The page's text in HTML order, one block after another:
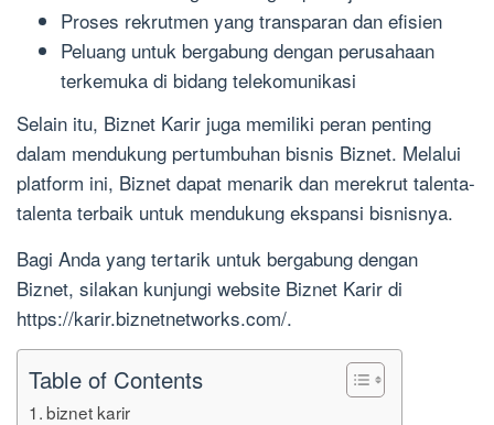
Proses rekrutmen yang transparan dan efisien
Peluang untuk bergabung dengan perusahaan
terkemuka di bidang telekomunikasi
Selain itu, Biznet Karir juga memiliki peran penting
dalam mendukung pertumbuhan bisnis Biznet. Melalui
platform ini, Biznet dapat menarik dan merekrut talenta-
talenta terbaik untuk mendukung ekspansi bisnisnya.
Bagi Anda yang tertarik untuk bergabung dengan
Biznet, silakan kunjungi website Biznet Karir di
https://karir.biznetnetworks.com/.
Table of Contents
biznet karir